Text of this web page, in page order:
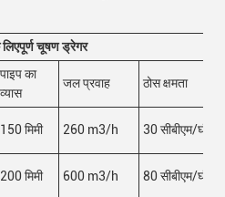
पूर्ण चूषण ड्रेगर
पाइप का
व्यास
जल प्रवाह ठोस क्षमता
150 मिमी 260 m3/h 30 सीबीएम/घंटा
200 मिमी 600 m3/h 80 सीबीएम/घंटा